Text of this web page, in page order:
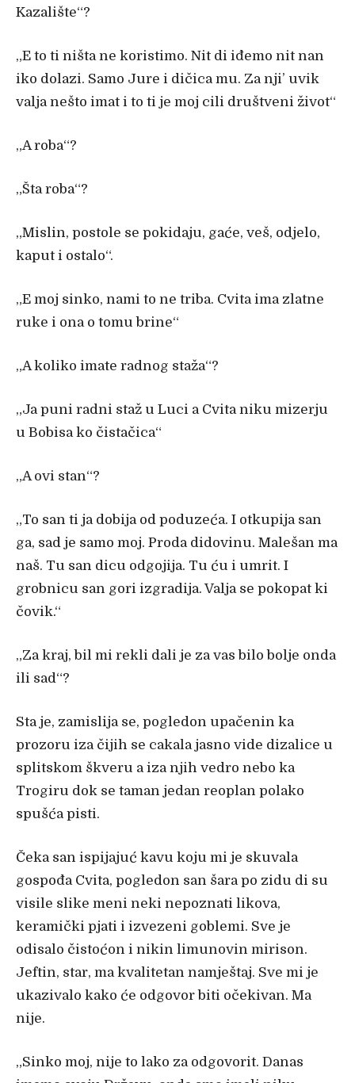
Kazalište“?
„E to ti ništa ne koristimo. Nit di iđemo nit nan
iko dolazi. Samo Jure i dičica mu. Za nji’ uvik
valja nešto imat i to ti je moj cili društveni život“
„A roba“?
„Šta roba“?
„Mislin, postole se pokidaju, gaće, veš, odjelo,
kaput i ostalo“.
„E moj sinko, nami to ne triba. Cvita ima zlatne
ruke i ona o tomu brine“
„A koliko imate radnog staža“?
„Ja puni radni staž u Luci a Cvita niku mizerju
u Bobisa ko čistačica“
„A ovi stan“?
„To san ti ja dobija od poduzeća. I otkupija san
ga, sad je samo moj. Proda didovinu. Malešan ma
naš. Tu san dicu odgojija. Tu ću i umrit. I
grobnicu san gori izgradija. Valja se pokopat ki
čovik.“
„Za kraj, bil mi rekli dali je za vas bilo bolje onda
ili sad“?
Sta je, zamislija se, pogledon upačenin ka
prozoru iza čijih se cakala jasno vide dizalice u
splitskom škveru a iza njih vedro nebo ka
Trogiru dok se taman jedan reoplan polako
spušća pisti.
Čeka san ispijajuć kavu koju mi je skuvala
gospođa Cvita, pogledon san šara po zidu di su
visile slike meni neki nepoznati likova,
keramički pjati i izvezeni goblemi. Sve je
odisalo čistoćon i nikin limunovin mirison.
Jeftin, star, ma kvalitetan namještaj. Sve mi je
ukazivalo kako će odgovor biti očekivan. Ma
nije.
„Sinko moj, nije to lako za odgovorit. Danas